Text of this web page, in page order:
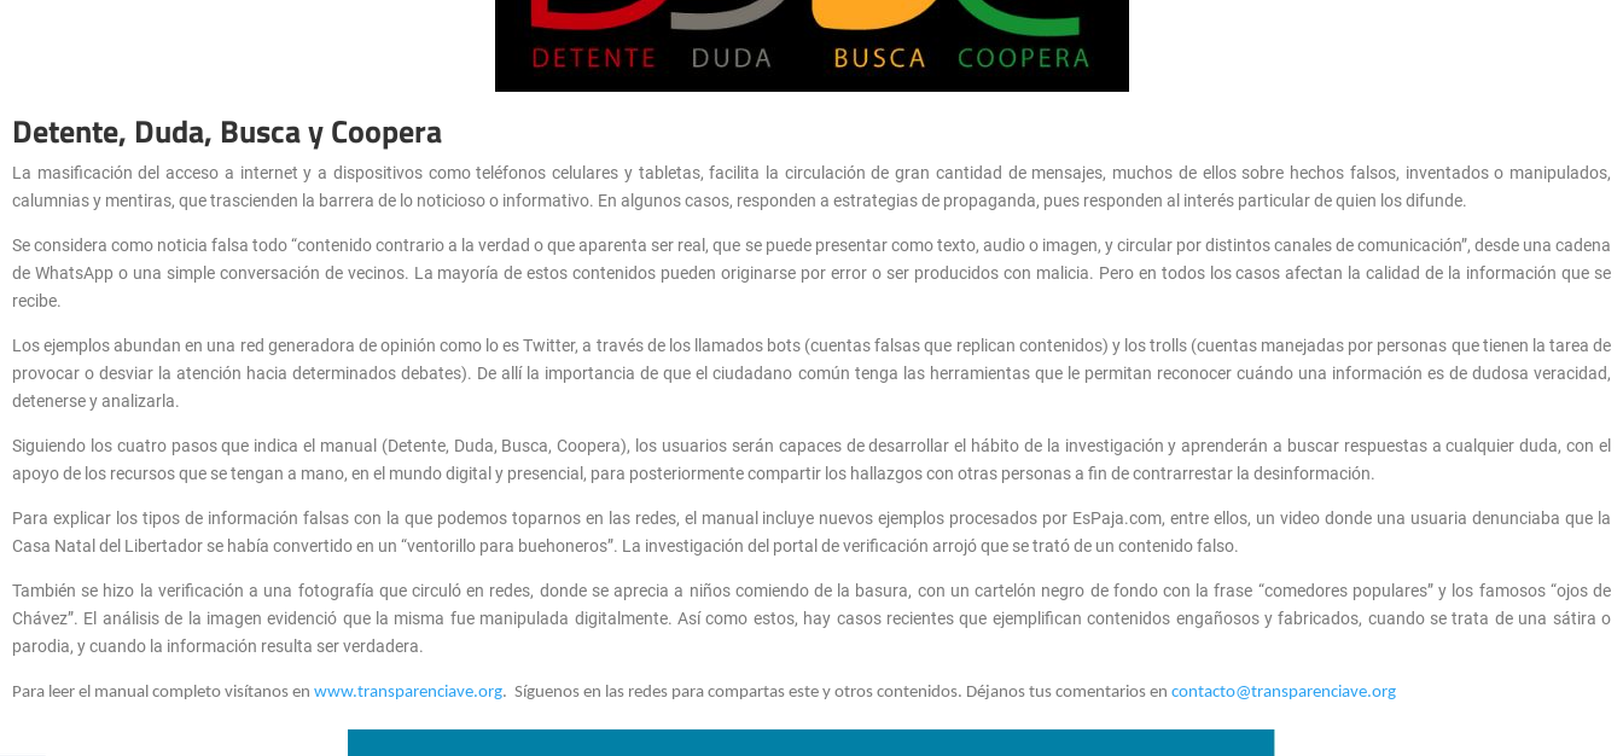
Detente, Duda, Busca y Coopera
La masificación del acceso a internet y a dispositivos como teléfonos celulares y tabletas, facilita la circulación de gran cantidad de mensajes, muchos de ellos sobre hechos falsos, inventados o manipulados,
calumnias y mentiras, que trascienden la barrera de lo noticioso o informativo. En algunos casos, responden a estrategias de propaganda, pues responden al interés particular de quien los difunde.
Se considera como noticia falsa todo “contenido contrario a la verdad o que aparenta ser real, que se puede presentar como texto, audio o imagen, y circular por distintos canales de comunicación”, desde una cadena
de WhatsApp o una simple conversación de vecinos. La mayoría de estos contenidos pueden originarse por error o ser producidos con malicia. Pero en todos los casos afectan la calidad de la información que se
recibe.
Los ejemplos abundan en una red generadora de opinión como lo es Twitter, a través de los llamados bots (cuentas falsas que replican contenidos) y los trolls (cuentas manejadas por personas que tienen la tarea de
provocar o desviar la atención hacia determinados debates). De allí la importancia de que el ciudadano común tenga las herramientas que le permitan reconocer cuándo una información es de dudosa veracidad,
detenerse y analizarla.
Siguiendo los cuatro pasos que indica el manual (Detente, Duda, Busca, Coopera), los usuarios serán capaces de desarrollar el hábito de la investigación y aprenderán a buscar respuestas a cualquier duda, con el
apoyo de los recursos que se tengan a mano, en el mundo digital y presencial, para posteriormente compartir los hallazgos con otras personas a fin de contrarrestar la desinformación.
Para explicar los tipos de información falsas con la que podemos toparnos en las redes, el manual incluye nuevos ejemplos procesados por EsPaja.com, entre ellos, un video donde una usuaria denunciaba que la
Casa Natal del Libertador se había convertido en un “ventorillo para buehoneros”. La investigación del portal de verificación arrojó que se trató de un contenido falso.
También se hizo la verificación a una fotografía que circuló en redes, donde se aprecia a niños comiendo de la basura, con un cartelón negro de fondo con la frase “comedores populares” y los famosos “ojos de
Chávez”. El análisis de la imagen evidenció que la misma fue manipulada digitalmente. Así como estos, hay casos recientes que ejemplifican contenidos engañosos y fabricados, cuando se trata de una sátira o
parodia, y cuando la información resulta ser verdadera.
Para leer el manual completo visítanos en www.transparenciave.org. Síguenos en las redes para compartas este y otros contenidos. Déjanos tus comentarios en contacto@transparenciave.org